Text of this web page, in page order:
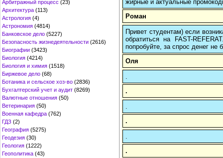
Арбитражный процесс (23)
Архитектура (113)
Астрология (4)
Астрономия (4814)
Банковское дело (5227)
Безопасность жизнедеятельности (2616)
Биографии (3423)
Биология (4214)
Биология и химия (1518)
Биржевое дело (68)
Ботаника и сельское хоз-во (2836)
Бухгалтерский учет и аудит (8269)
Валютные отношения (50)
Ветеринария (50)
Военная кафедра (762)
ГДЗ (2)
География (5275)
Геодезия (30)
Геология (1222)
Геополитика (43)
жирные и актуальные
Роман
Привет студентам) если
обратиться на FAST-
попробуйте, за спрос денег не
Оля
.
.
.